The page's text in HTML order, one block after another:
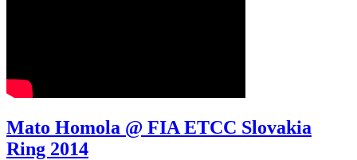
Mato Homola @ FIA ETCC Slovakia
Ring 2014